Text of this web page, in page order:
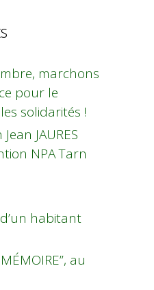
marchons
pour le
solidarités !
JAURES
NPA Tarn
habitant
au